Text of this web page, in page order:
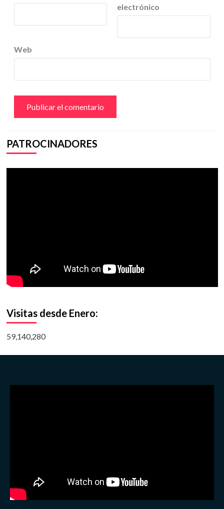
electrónico
Web
PATROCINADORES
Visitas desde Enero:
59,140,280